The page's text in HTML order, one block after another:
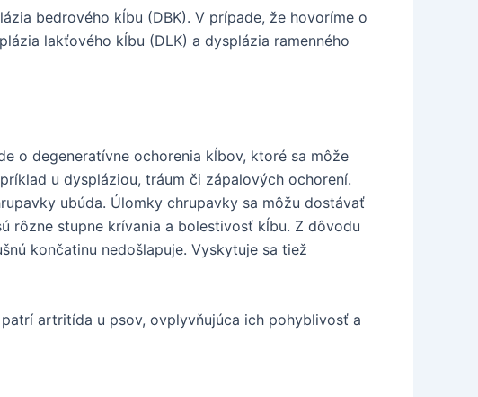
bedrového kĺbu (DBK). V prípade, že hovoríme o
lakťového kĺbu (DLK) a dysplázia ramenného
o degeneratívne ochorenia kĺbov, ktoré sa môže
u dyspláziou, tráum či zápalových ochorení.
ubúda. Úlomky chrupavky sa môžu dostávať
rôzne stupne krívania a bolestivosť kĺbu. Z dôvodu
končatinu nedošlapuje. Vyskytuje sa tiež
artritída u psov, ovplyvňujúca ich pohyblivosť a